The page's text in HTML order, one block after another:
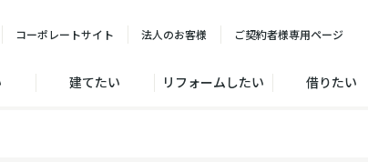
コーポレートサイト 法人のお客様 ご契約者様専用ページ
建てたい リフォームしたい 借りたい